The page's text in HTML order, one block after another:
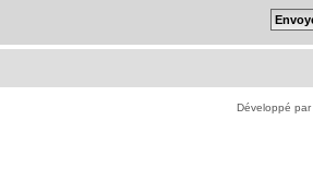
Développé par